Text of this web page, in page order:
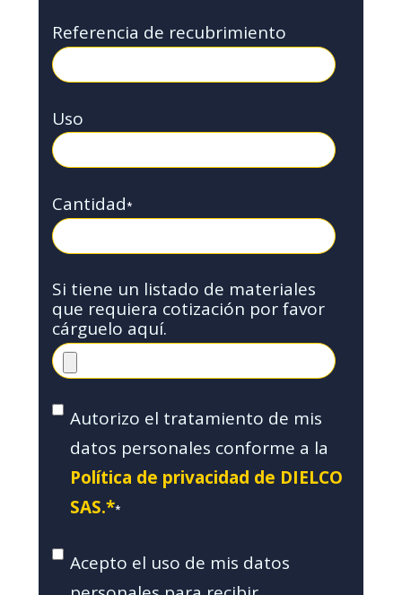
Referencia de recubrimiento
Uso
Cantidad*
Si tiene un listado de materiales
que requiera cotización por favor
cárguelo aquí.
Autorizo el tratamiento de mis
datos personales conforme a la
Política de privacidad de DIELCO
SAS.**
Acepto el uso de mis datos